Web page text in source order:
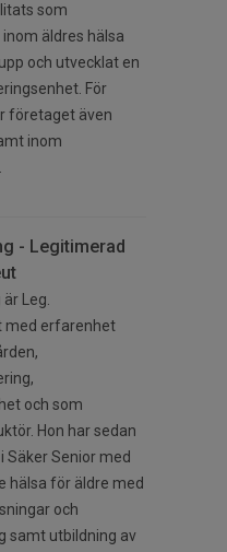
som
äldres hälsa
och utvecklat en
För
företaget även
inom
- Legitimerad
Leg.
med erfarenhet
och som
Hon har sedan
Säker Senior med
hälsa för äldre med
och
samt utbildning av